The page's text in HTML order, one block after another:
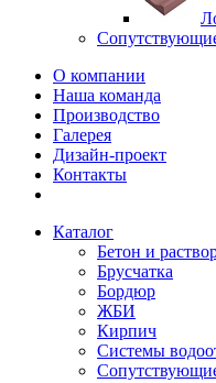
О компании
Наша команда
Производство
Галерея
Дизайн-проект
Контакты
Каталог
Бетон и
Брусчатка
Бордюр
ЖБИ
Кирпич
Системы